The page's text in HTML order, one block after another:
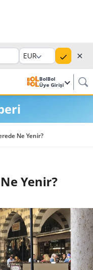
EUR ✕
BolBol
Üye Girişi
Ne Yenir?
Yenir?